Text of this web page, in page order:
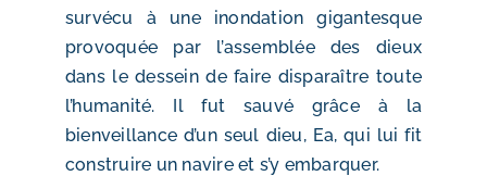
survécu à une inondation gigantesque
provoquée par l’assemblée des dieux
dans le dessein de faire disparaître toute
l’humanité. Il fut sauvé grâce à la
bienveillance d’un seul dieu, Ea, qui lui fit
construire un navire et s’y embarquer.